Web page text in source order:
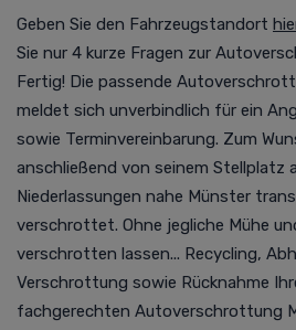
Geben Sie den Fahrzeugstandort
Sie nur 4 kurze Fragen zur
Fertig! Die passende
meldet sich unverbindlich für ein
sowie Terminvereinbarung. Zum
anschließend von seinem Stellplatz
Niederlassungen nahe Münster
verschrottet. Ohne jegliche Mühe
verschrotten lassen... Recycling,
Verschrottung sowie Rücknahme
fachgerechten Autoverschrottung